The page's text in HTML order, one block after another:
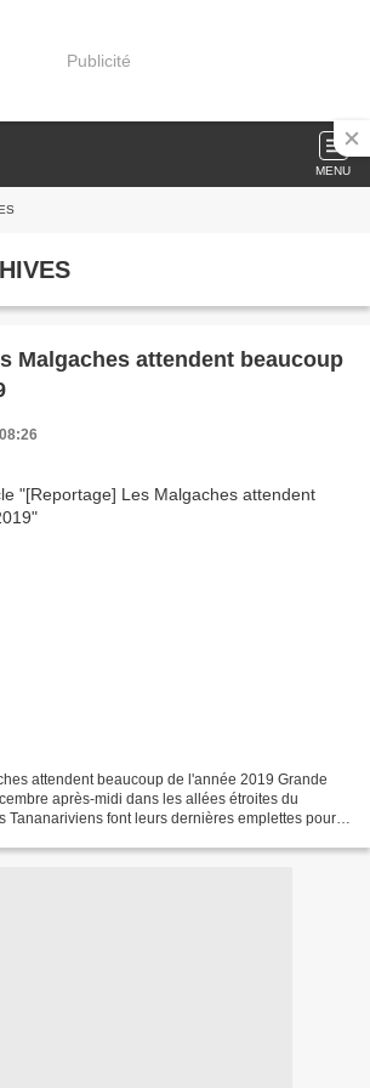
Publicité
MENU
Malgaches attendent beaucoup
attendent beaucoup de l'année 2019 Grande
après-midi dans les allées étroites du
Tananariviens font leurs dernières emplettes pour